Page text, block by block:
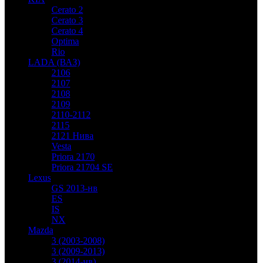
Cerato 2
Cerato 3
Cerato 4
Optima
Rio
LADA (ВАЗ)
2106
2107
2108
2109
2110-2112
2115
2121 Нива
Vesta
Priora 2170
Priora 21704 SE
Lexus
GS 2013-нв
ES
IS
NX
Mazda
3 (2003-2008)
3 (2009-2013)